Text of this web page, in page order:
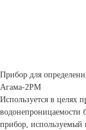
Прибор для
Агама-2РМ
Используется в целях
прибор, используемый